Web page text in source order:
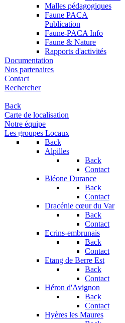
Malles pédagogiques
Faune PACA
Publication
Faune-PACA Info
Faune & Nature
Rapports d'activités
Documentation
Nos partenaires
Contact
Rechercher
Back
Carte de localisation
Notre équipe
Les groupes Locaux
Back
Alpilles
Back
Contact
Bléone Durance
Back
Contact
Dracénie cœur du Var
Back
Contact
Ecrins-embrunais
Back
Contact
Etang de Berre Est
Back
Contact
Héron d'Avignon
Back
Contact
Hyères les Maures